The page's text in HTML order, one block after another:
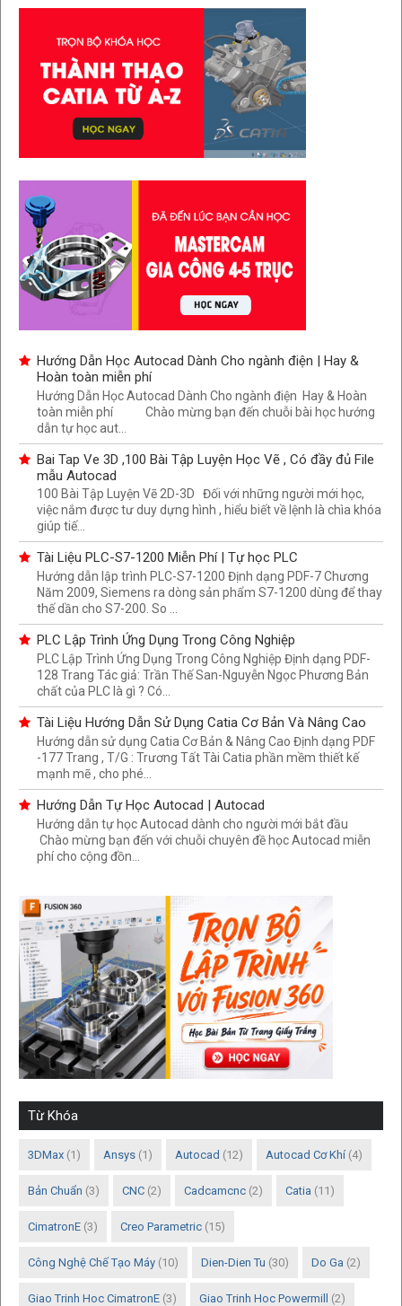
Hướng Dẫn Học Autocad Dành Cho ngành điện | Hay &
Hoàn toàn miễn phí
Hướng Dẫn Học Autocad Dành Cho ngành điện Hay & Hoàn
toàn miễn phí Chào mừng bạn đến chuỗi bài học hướng
dẫn tự học aut...
Bai Tap Ve 3D ,100 Bài Tập Luyện Học Vẽ , Có đầy đủ File
mẫu Autocad
100 Bài Tập Luyện Vẽ 2D-3D Đối với những người mới học,
việc nắm được tư duy dựng hình , hiểu biết về lệnh là chìa khóa
giúp tiế...
Tài Liệu PLC-S7-1200 Miễn Phí | Tự học PLC
Hướng dẫn lập trình PLC-S7-1200 Định dạng PDF-7 Chương
Năm 2009, Siemens ra dòng sản phẩm S7-1200 dùng để thay
thế dần cho S7-200. So ...
PLC Lập Trình Ứng Dụng Trong Công Nghiệp
PLC Lập Trình Ứng Dụng Trong Công Nghiệp Định dạng PDF-
128 Trang Tác giả: Trần Thế San-Nguyễn Ngọc Phương Bản
chất của PLC là gì ? Có...
Tài Liệu Hướng Dẫn Sử Dụng Catia Cơ Bản Và Nâng Cao
Hướng dẫn sử dụng Catia Cơ Bản & Nâng Cao Định dạng PDF
-177 Trang , T/G : Trương Tất Tài Catia phần mềm thiết kế
mạnh mẽ , cho phé...
Hướng Dẫn Tự Học Autocad | Autocad
Hướng dẫn tự học Autocad dành cho người mới bắt đầu
Chào mừng bạn đến với chuỗi chuyên đề học Autocad miễn
phí cho cộng đồn...
Từ Khóa
3DMax (1) Ansys (1) Autocad (12) Autocad Cơ Khí (4)
Bản Chuẩn (3) CNC (2) Cadcamcnc (2) Catia (11)
CimatronE (3) Creo Parametric (15)
Công Nghệ Chế Tạo Máy (10) Dien-Dien Tu (30) Do Ga (2)
Giao Trinh Hoc CimatronE (3) Giao Trinh Hoc Powermill (2)